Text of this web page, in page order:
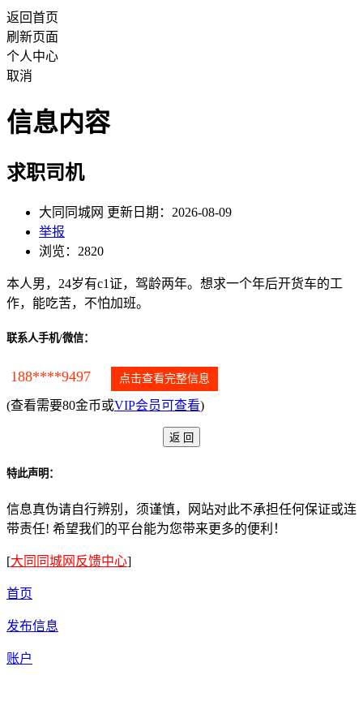
返回首页
刷新页面
个人中心
取消
信息内容
求职司机
大同同城网 更新日期：2026-08-09
举报
浏览：2820
本人男，24岁有c1证，驾龄两年。想求一个年后开货车的工
作，能吃苦，不怕加班。
联系人手机/微信：
188****9497 点击查看完整信息
(查看需要80金币或VIP会员可查看)
特此声明：
信息真伪请自行辨别，须谨慎，网站对此不承担任何保证或连
带责任! 希望我们的平台能为您带来更多的便利！
[大同同城网反馈中心]
首页
发布信息
账户